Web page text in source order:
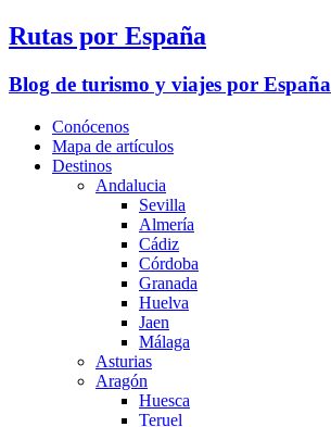
Rutas por España
Blog de turismo y viajes por España
Conócenos
Mapa de artículos
Destinos
Andalucia
Sevilla
Almería
Cádiz
Córdoba
Granada
Huelva
Jaen
Málaga
Asturias
Aragón
Huesca
Teruel